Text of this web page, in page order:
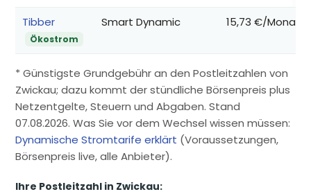
Tibber
Ökostrom
Smart Dynamic 15,73 €/Monat
* Günstigste Grundgebühr an den Postleitzahlen von
Zwickau; dazu kommt der stündliche Börsenpreis plus
Netzentgelte, Steuern und Abgaben. Stand
07.08.2026. Was Sie vor dem Wechsel wissen müssen:
Dynamische Stromtarife erklärt (Voraussetzungen,
Börsenpreis live, alle Anbieter).
Ihre Postleitzahl in Zwickau: